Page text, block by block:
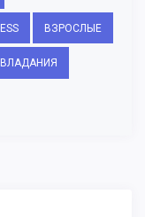
ВЗРОСЛЫЕ